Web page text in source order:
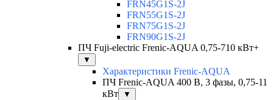
FRN45G1S-2J
FRN55G1S-2J
FRN75G1S-2J
FRN90G1S-2J
ПЧ Fuji-electric Frenic-AQUA 0,75-710 кВт+
▼
Характеристики Frenic-AQUA
ПЧ Frenic-AQUA 400 В, 3 фазы, 0,75-11
кВт
▼